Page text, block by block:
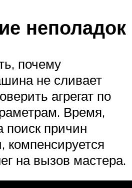
неполадок
почему
не сливает
агрегат по
Время,
поиск причин
компенсируется
на вызов мастера.